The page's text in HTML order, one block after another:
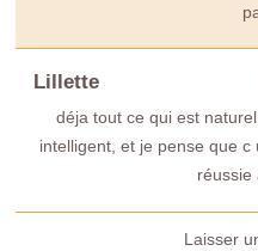
Lillette
déja tout ce qui est
intelligent, et je pense que
réussie
Laisser